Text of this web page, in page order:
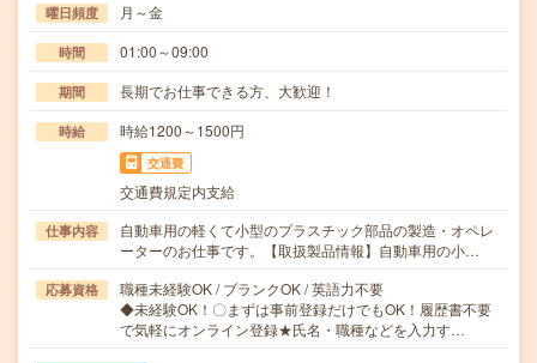
曜日頻度 月～金
時間 01:00～09:00
期間 長期でお仕事できる方、大歓迎！
時給 時給1200～1500円
交通費
交通費規定内支給
仕事内容
自動車用の軽くて小型のプラスチック部品の製造・オペレ
ーターのお仕事です。【取扱製品情報】自動車用の小…
応募資格
職種未経験OK / ブランクOK / 英語力不要
◆未経験OK！〇まずは事前登録だけでもOK！履歴書不要
で気軽にオンライン登録★氏名・職種などを入力す…